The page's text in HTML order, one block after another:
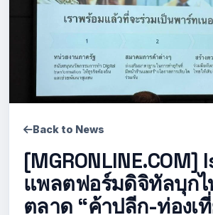
Back to News
[MGRONLINE.COM]
แพลตฟอร์มดิจิทัลบุกไ
ตลาด “ค้าปลีก-ท่องเ